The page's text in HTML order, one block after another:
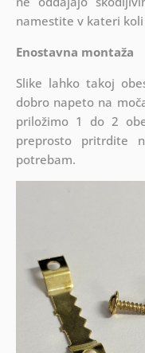
namestite v kateri
Enostavna montaža
Slike lahko takoj
dobro napeto na
priložimo 1 do 2
preprosto pritrdite
potrebam.